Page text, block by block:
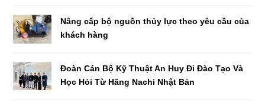
Nâng cấp bộ nguồn thủy lực theo yêu cầu của
khách hàng
Đoàn Cán Bộ Kỹ Thuật An Huy Đi Đào Tạo Và
Học Hỏi Từ Hãng Nachi Nhật Bản